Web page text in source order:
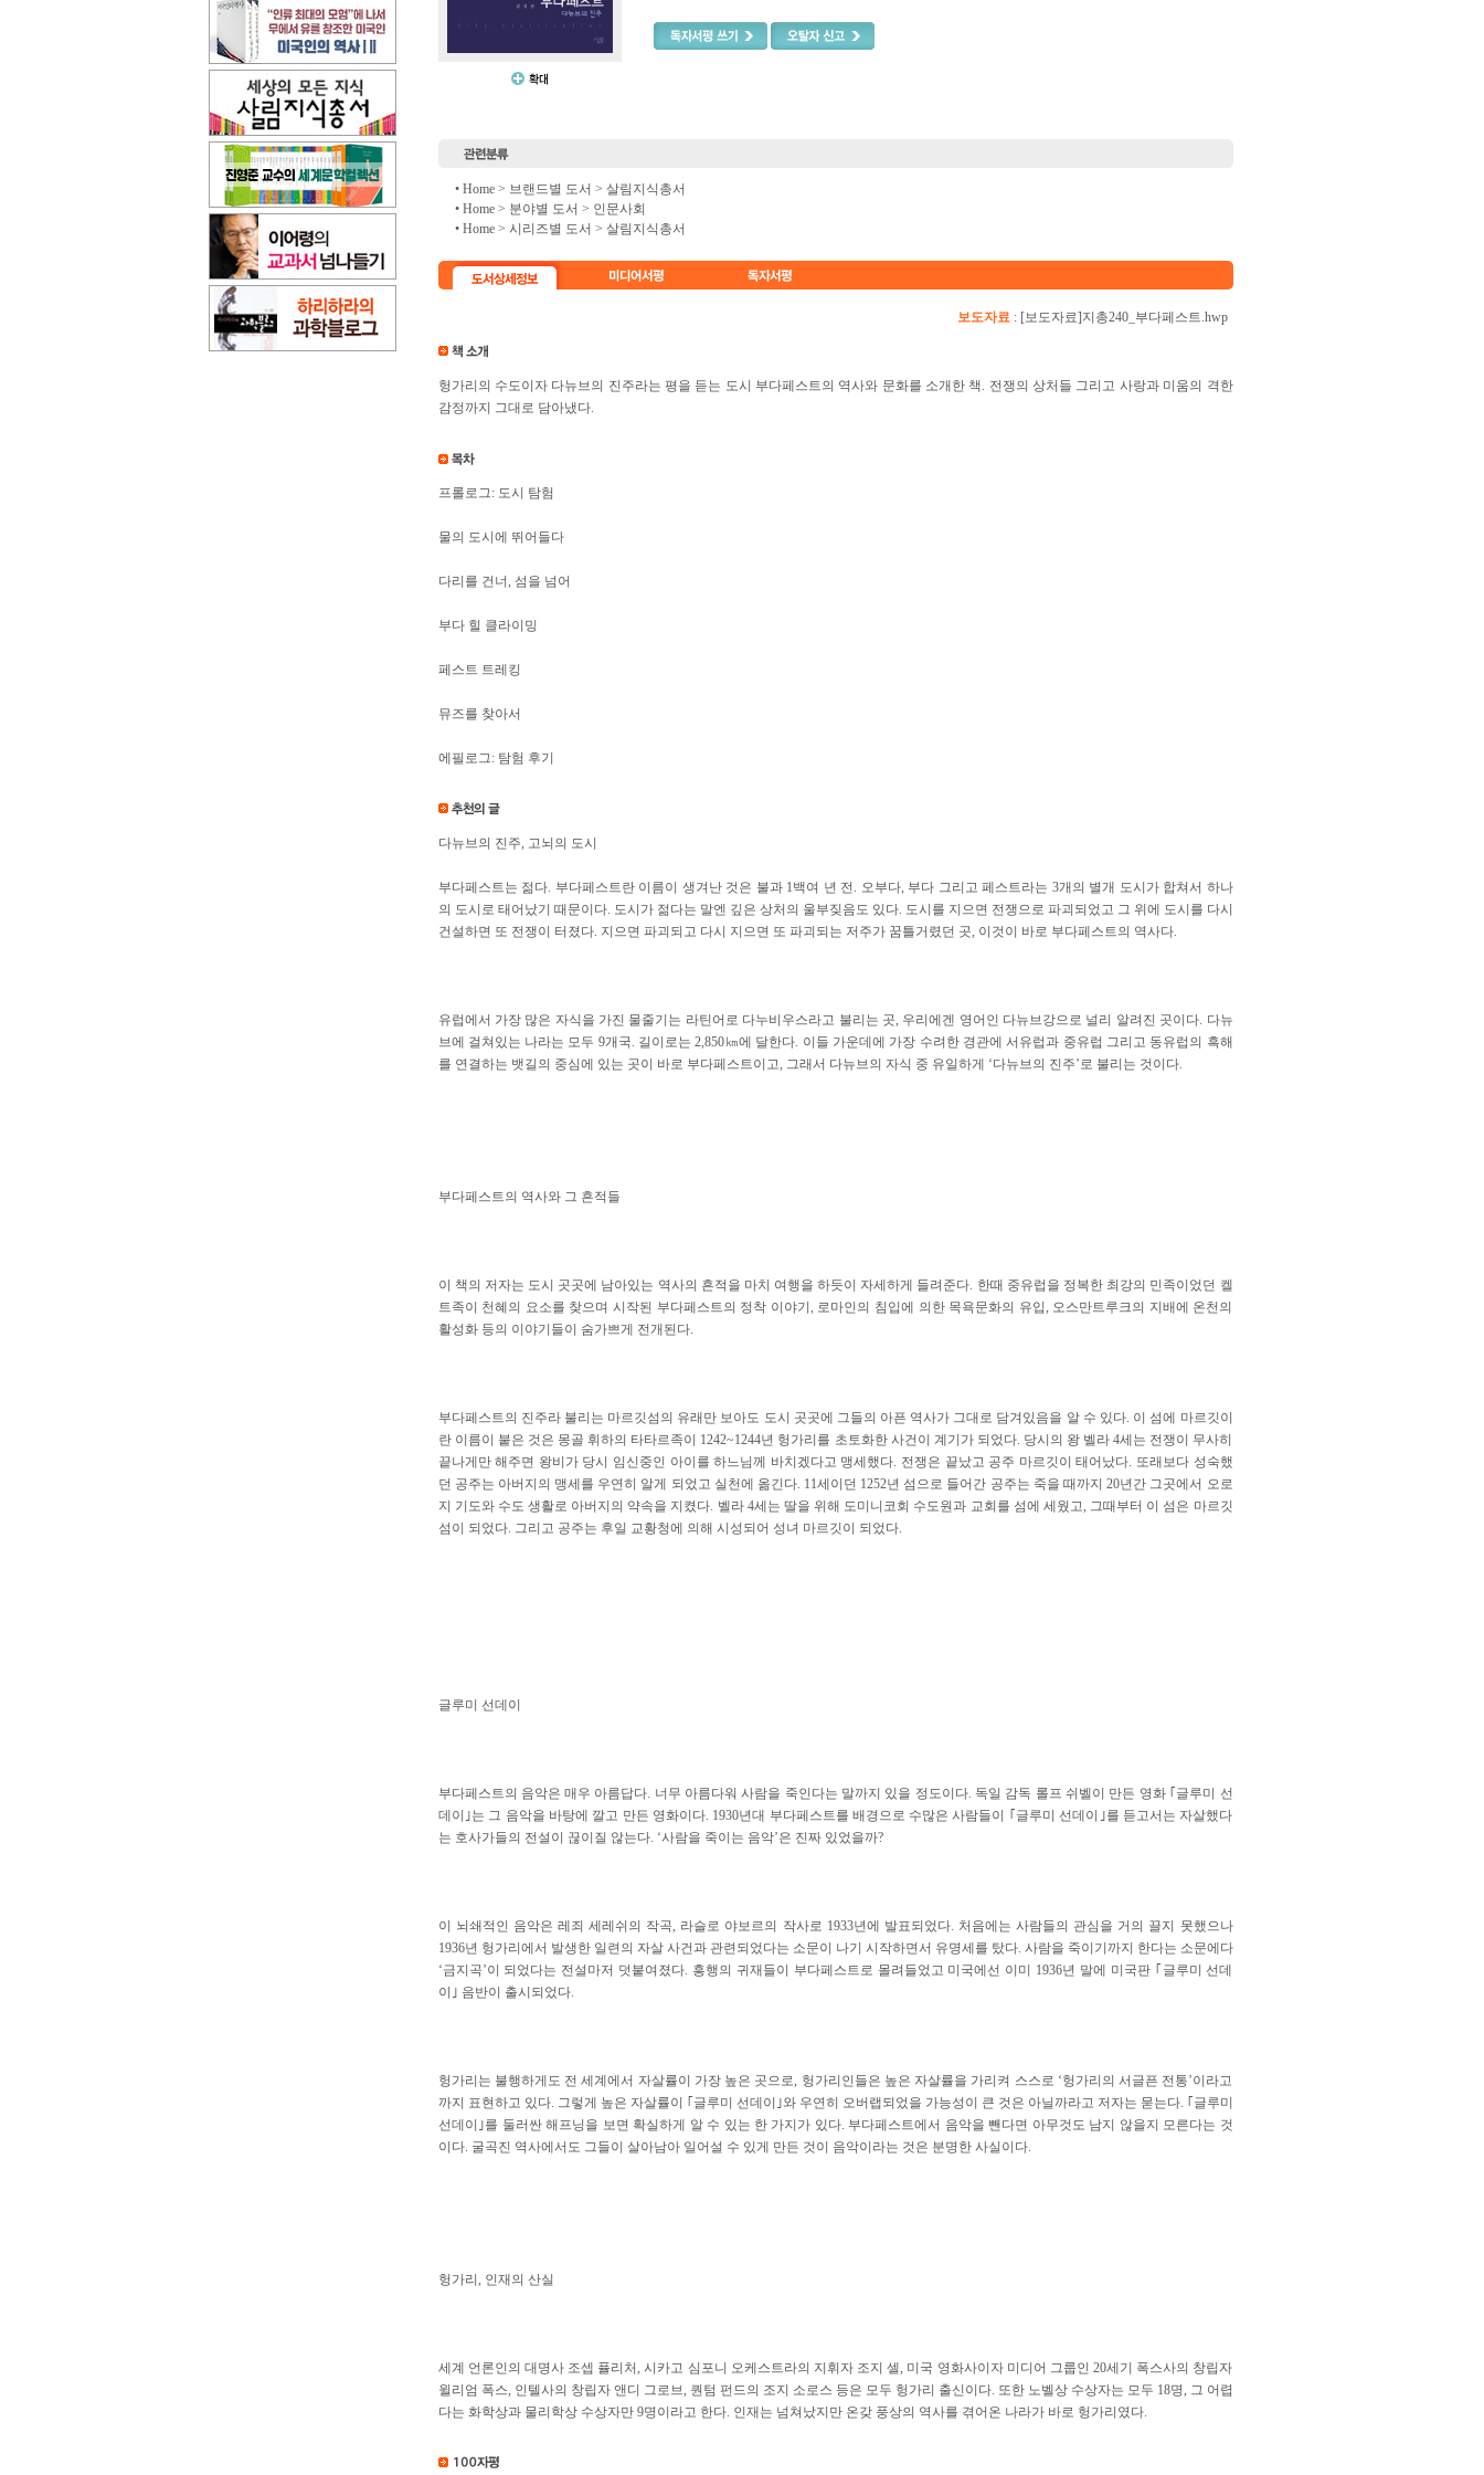
• Home > 브랜드별 도서 > 살림지식총서
• Home > 분야별 도서 > 인문사회
• Home > 시리즈별 도서 > 살림지식총서
보도자료: [보도자료]지총240_부다페스트.hwp
헝가리의 수도이자 다뉴브의 진주라는 평을 듣는 도시 부다페스트의 역사와 문화를 소개한 책. 전쟁의 상처들 그리고 사랑과 미움의 격한
감정까지 그대로 담아냈다.
프롤로그: 도시 탐험
물의 도시에 뛰어들다
다리를 건너, 섬을 넘어
부다 힐 클라이밍
페스트 트레킹
뮤즈를 찾아서
에필로그: 탐험 후기
다뉴브의 진주, 고뇌의 도시
부다페스트는 젊다. 부다페스트란 이름이 생겨난 것은 불과 1백여 년 전. 오부다, 부다 그리고 페스트라는 3개의 별개 도시가 합쳐서 하나
의 도시로 태어났기 때문이다. 도시가 젊다는 말엔 깊은 상처의 울부짖음도 있다. 도시를 지으면 전쟁으로 파괴되었고 그 위에 도시를 다시
건설하면 또 전쟁이 터졌다. 지으면 파괴되고 다시 지으면 또 파괴되는 저주가 꿈틀거렸던 곳, 이것이 바로 부다페스트의 역사다.
유럽에서 가장 많은 자식을 가진 물줄기는 라틴어로 다누비우스라고 불리는 곳, 우리에겐 영어인 다뉴브강으로 널리 알려진 곳이다. 다뉴
브에 걸쳐있는 나라는 모두 9개국. 길이로는 2,850㎞에 달한다. 이들 가운데에 가장 수려한 경관에 서유럽과 중유럽 그리고 동유럽의 흑해
를 연결하는 뱃길의 중심에 있는 곳이 바로 부다페스트이고, 그래서 다뉴브의 자식 중 유일하게 ‘다뉴브의 진주’로 불리는 것이다.
부다페스트의 역사와 그 흔적들
이 책의 저자는 도시 곳곳에 남아있는 역사의 흔적을 마치 여행을 하듯이 자세하게 들려준다. 한때 중유럽을 정복한 최강의 민족이었던 켈
트족이 천혜의 요소를 찾으며 시작된 부다페스트의 정착 이야기, 로마인의 침입에 의한 목욕문화의 유입, 오스만트루크의 지배에 온천의
활성화 등의 이야기들이 숨가쁘게 전개된다.
부다페스트의 진주라 불리는 마르깃섬의 유래만 보아도 도시 곳곳에 그들의 아픈 역사가 그대로 담겨있음을 알 수 있다. 이 섬에 마르깃이
란 이름이 붙은 것은 몽골 휘하의 타타르족이 1242~1244년 헝가리를 초토화한 사건이 계기가 되었다. 당시의 왕 벨라 4세는 전쟁이 무사히
끝나게만 해주면 왕비가 당시 임신중인 아이를 하느님께 바치겠다고 맹세했다. 전쟁은 끝났고 공주 마르깃이 태어났다. 또래보다 성숙했
던 공주는 아버지의 맹세를 우연히 알게 되었고 실천에 옮긴다. 11세이던 1252년 섬으로 들어간 공주는 죽을 때까지 20년간 그곳에서 오로
지 기도와 수도 생활로 아버지의 약속을 지켰다. 벨라 4세는 딸을 위해 도미니코회 수도원과 교회를 섬에 세웠고, 그때부터 이 섬은 마르깃
섬이 되었다. 그리고 공주는 후일 교황청에 의해 시성되어 성녀 마르깃이 되었다.
글루미 선데이
부다페스트의 음악은 매우 아름답다. 너무 아름다워 사람을 죽인다는 말까지 있을 정도이다. 독일 감독 롤프 쉬벨이 만든 영화 ｢글루미 선
데이｣는 그 음악을 바탕에 깔고 만든 영화이다. 1930년대 부다페스트를 배경으로 수많은 사람들이 ｢글루미 선데이｣를 듣고서는 자살했다
는 호사가들의 전설이 끊이질 않는다. ‘사람을 죽이는 음악’은 진짜 있었을까?
이 뇌쇄적인 음악은 레죄 세레쉬의 작곡, 라슬로 야보르의 작사로 1933년에 발표되었다. 처음에는 사람들의 관심을 거의 끌지 못했으나
1936년 헝가리에서 발생한 일련의 자살 사건과 관련되었다는 소문이 나기 시작하면서 유명세를 탔다. 사람을 죽이기까지 한다는 소문에다
‘금지곡’이 되었다는 전설마저 덧붙여졌다. 흥행의 귀재들이 부다페스트로 몰려들었고 미국에선 이미 1936년 말에 미국판 ｢글루미 선데
이｣ 음반이 출시되었다.
헝가리는 불행하게도 전 세계에서 자살률이 가장 높은 곳으로, 헝가리인들은 높은 자살률을 가리켜 스스로 ‘헝가리의 서글픈 전통’이라고
까지 표현하고 있다. 그렇게 높은 자살률이 ｢글루미 선데이｣와 우연히 오버랩되었을 가능성이 큰 것은 아닐까라고 저자는 묻는다. ｢글루미
선데이｣를 둘러싼 해프닝을 보면 확실하게 알 수 있는 한 가지가 있다. 부다페스트에서 음악을 뺀다면 아무것도 남지 않을지 모른다는 것
이다. 굴곡진 역사에서도 그들이 살아남아 일어설 수 있게 만든 것이 음악이라는 것은 분명한 사실이다.
헝가리, 인재의 산실
세계 언론인의 대명사 조셉 퓰리처, 시카고 심포니 오케스트라의 지휘자 조지 셀, 미국 영화사이자 미디어 그룹인 20세기 폭스사의 창립자
윌리엄 폭스, 인텔사의 창립자 앤디 그로브, 퀀텀 펀드의 조지 소로스 등은 모두 헝가리 출신이다. 또한 노벨상 수상자는 모두 18명, 그 어렵
다는 화학상과 물리학상 수상자만 9명이라고 한다. 인재는 넘쳐났지만 온갖 풍상의 역사를 겪어온 나라가 바로 헝가리였다.